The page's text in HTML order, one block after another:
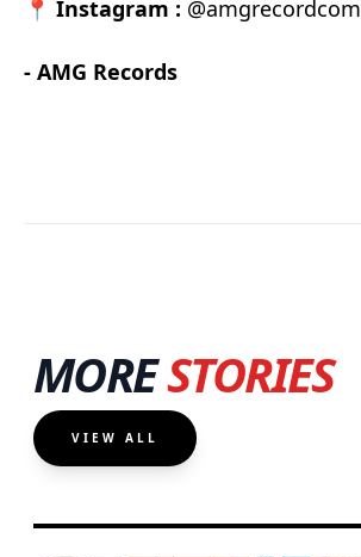
📍 Instagram : @amgrecordcom
- AMG Records
MORESTORIES
VIEW ALL